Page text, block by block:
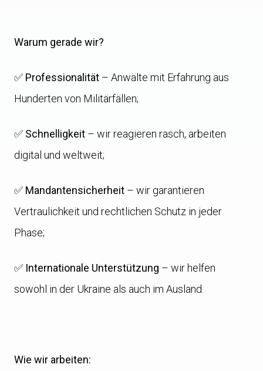
Warum gerade wir?
✅ Professionalität – Anwälte mit Erfahrung aus
Hunderten von Militärfällen;
✅ Schnelligkeit – wir reagieren rasch, arbeiten
digital und weltweit;
✅ Mandantensicherheit – wir garantieren
Vertraulichkeit und rechtlichen Schutz in jeder
Phase;
✅ Internationale Unterstützung – wir helfen
sowohl in der Ukraine als auch im Ausland.
Wie wir arbeiten: